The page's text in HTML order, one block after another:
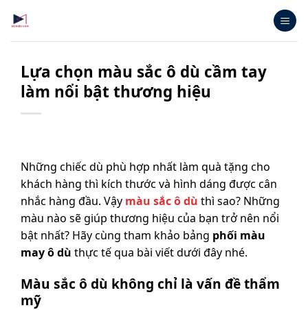
qua
nội
Lựa chọn màu sắc ô dù cầm tay
làm nổi bật thương hiệu
Những chiếc dù phù hợp nhất làm quà tặng cho
khách hàng thì kích thước và hình dáng được cân
nhắc hàng đầu. Vậy màu sắc ô dù thì sao? Những
màu nào sẽ giúp thương hiệu của bạn trở nên nổi
bật nhất? Hãy cùng tham khảo bảng phối màu
may ô dù thực tế qua bài viết dưới đây nhé.
Màu sắc ô dù không chỉ là vấn đề thẩm
mỹ